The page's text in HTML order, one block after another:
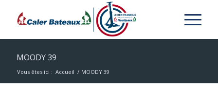
MOODY 39
Vous êtes ici : Accueil / MOODY 39